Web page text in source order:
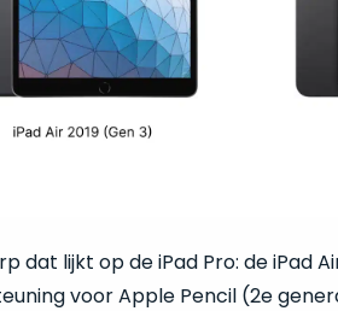
dat lijkt op de iPad Pro: de iPad
voor Apple Pencil (2e